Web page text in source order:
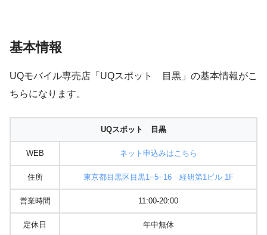
基本情報
UQモバイル専売店「UQスポット 目黒」の基本情報がこ
ちらになります。
UQスポット 目黒
WEB ネット申込みはこちら
住所 東京都目黒区目黒1−5−16 経研第1ビル 1F
営業時間 11:00-20:00
定休日 年中無休